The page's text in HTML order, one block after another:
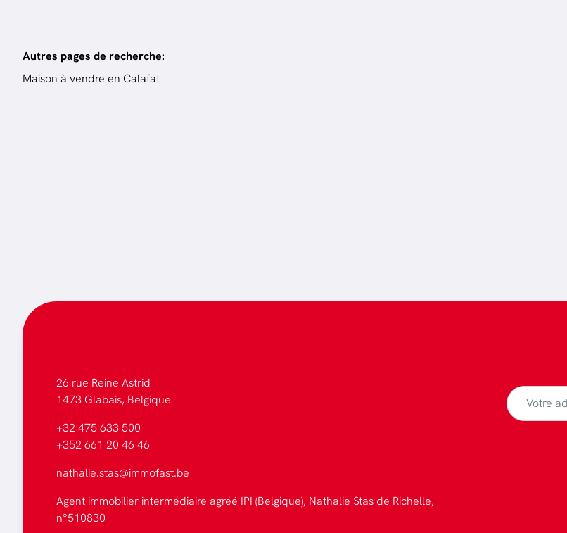
Autres pages de recherche:
Maison à vendre en Calafat
26 rue Reine Astrid
1473 Glabais, Belgique
+32 475 633 500
+352 661 20 46 46
nathalie.stas@immofast.be
Agent immobilier intermédiaire agréé IPI (Belgique), Nathalie Stas de Richelle,
n°510830
Votre